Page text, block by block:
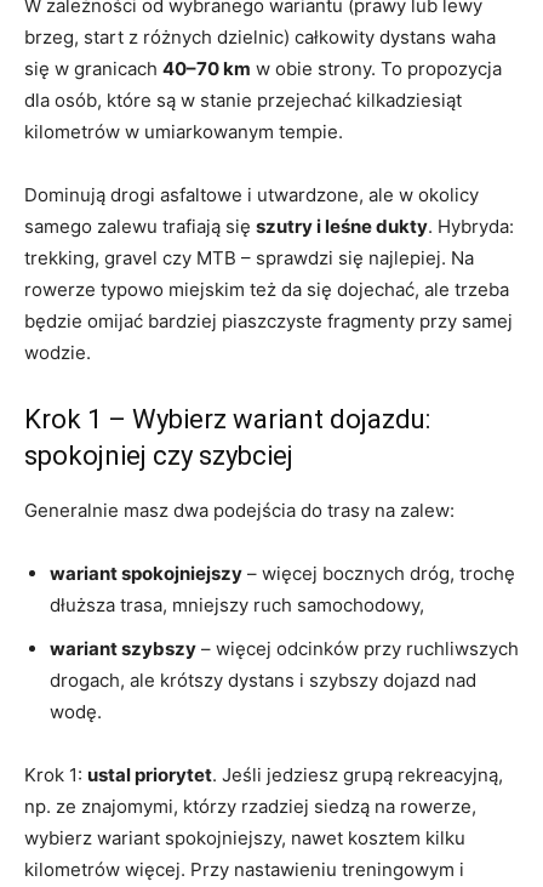
W zależności od wybranego wariantu (prawy lub lewy
brzeg, start z różnych dzielnic) całkowity dystans waha
się w granicach 40–70 km w obie strony. To propozycja
dla osób, które są w stanie przejechać kilkadziesiąt
kilometrów w umiarkowanym tempie.
Dominują drogi asfaltowe i utwardzone, ale w okolicy
samego zalewu trafiają się szutry i leśne dukty. Hybryda:
trekking, gravel czy MTB – sprawdzi się najlepiej. Na
rowerze typowo miejskim też da się dojechać, ale trzeba
będzie omijać bardziej piaszczyste fragmenty przy samej
wodzie.
Krok 1 – Wybierz wariant dojazdu:
spokojniej czy szybciej
Generalnie masz dwa podejścia do trasy na zalew:
wariant spokojniejszy – więcej bocznych dróg, trochę
dłuższa trasa, mniejszy ruch samochodowy,
wariant szybszy – więcej odcinków przy ruchliwszych
drogach, ale krótszy dystans i szybszy dojazd nad
wodę.
Krok 1: ustal priorytet. Jeśli jedziesz grupą rekreacyjną,
np. ze znajomymi, którzy rzadziej siedzą na rowerze,
wybierz wariant spokojniejszy, nawet kosztem kilku
kilometrów więcej. Przy nastawieniu treningowym i